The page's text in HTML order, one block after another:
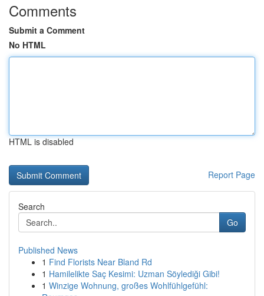
Comments
Submit a Comment
No HTML
HTML is disabled
Report Page
Search
Go
Published News
1 Find Florists Near Bland Rd
1 Hamilelikte Saç Kesimi: Uzman Söylediği Gibi!
1 Winzige Wohnung, großes Wohlfühlgefühl: